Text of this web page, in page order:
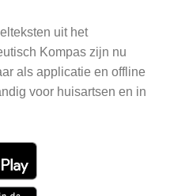
uit het
Kompas zijn nu
als applicatie en offline
voor huisartsen en in